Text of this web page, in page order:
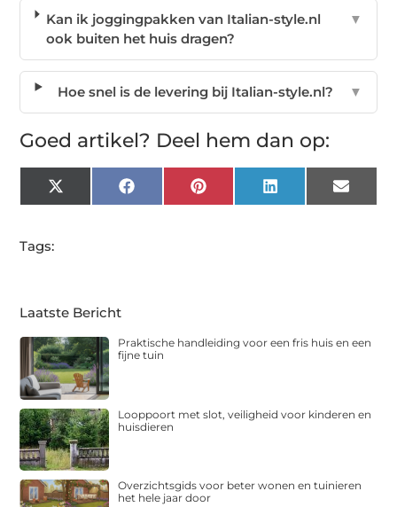
Kan ik joggingpakken van Italian-style.nl
ook buiten het huis dragen?
▼
Hoe snel is de levering bij Italian-style.nl? ▼
Goed artikel? Deel hem dan op:
X
(Twitter)
FacebookPinterest LinkedIn Email
Tags:
Laatste Bericht
Praktische handleiding voor een fris huis en een
fijne tuin
Looppoort met slot, veiligheid voor kinderen en
huisdieren
Overzichtsgids voor beter wonen en tuinieren
het hele jaar door